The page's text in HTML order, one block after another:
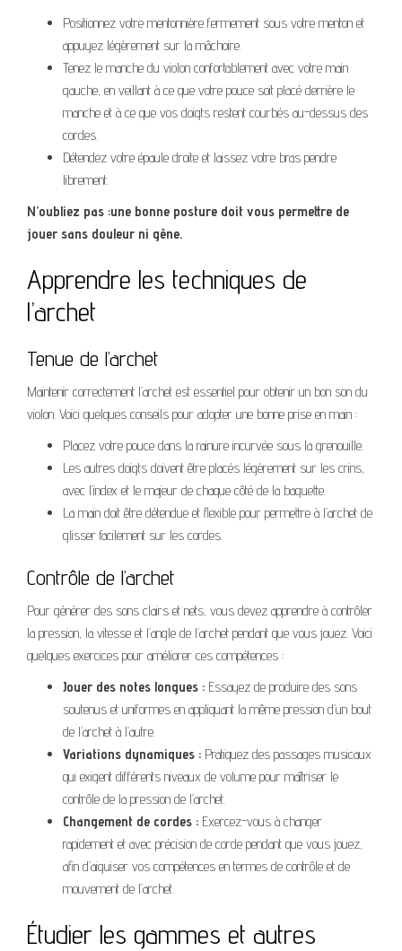
Positionnez votre mentonnière fermement sous votre menton et
appuyez légèrement sur la mâchoire.
Tenez le manche du violon confortablement avec votre main
gauche, en veillant à ce que votre pouce soit placé derrière le
manche et à ce que vos doigts restent courbés au-dessus des
cordes.
Détendez votre épaule droite et laissez votre bras pendre
librement.
N’oubliez pas :une bonne posture doit vous permettre de
jouer sans douleur ni gêne.
Apprendre les techniques de
l’archet
Tenue de l’archet
Maintenir correctement l’archet est essentiel pour obtenir un bon son du
violon. Voici quelques conseils pour adopter une bonne prise en main :
Placez votre pouce dans la rainure incurvée sous la grenouille.
Les autres doigts doivent être placés légèrement sur les crins,
avec l’index et le majeur de chaque côté de la baguette.
La main doit être détendue et flexible pour permettre à l’archet de
glisser facilement sur les cordes.
Contrôle de l’archet
Pour générer des sons clairs et nets, vous devez apprendre à contrôler
la pression, la vitesse et l’angle de l’archet pendant que vous jouez. Voici
quelques exercices pour améliorer ces compétences :
Jouer des notes longues : Essayez de produire des sons
soutenus et uniformes en appliquant la même pression d’un bout
de l’archet à l’autre.
Variations dynamiques : Pratiquez des passages musicaux
qui exigent différents niveaux de volume pour maîtriser le
contrôle de la pression de l’archet.
Changement de cordes : Exercez-vous à changer
rapidement et avec précision de corde pendant que vous jouez,
afin d’aiguiser vos compétences en termes de contrôle et de
mouvement de l’archet.
Étudier les gammes et autres